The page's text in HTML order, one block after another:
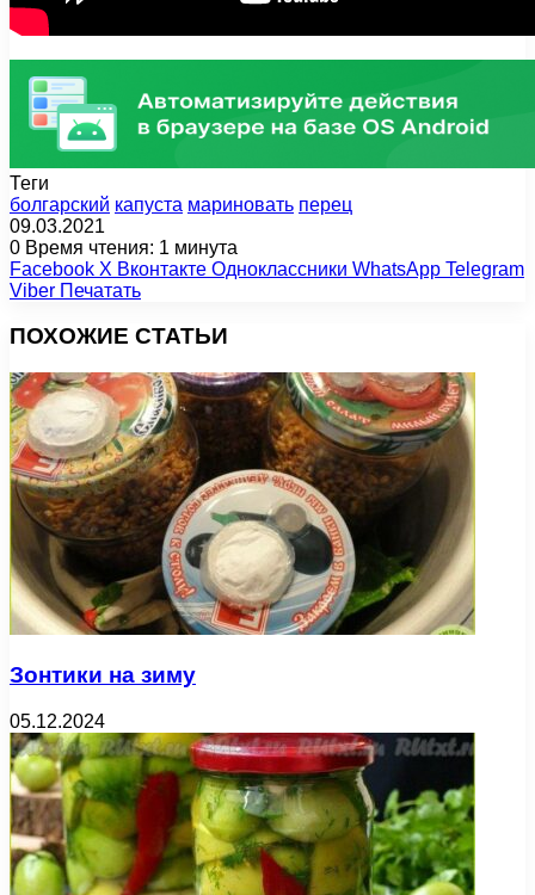
Теги
болгарский капуста мариновать перец
09.03.2021
0 Время чтения: 1 минута
Facebook X Вконтакте Одноклассники WhatsApp Telegram
Viber Печатать
ПОХОЖИЕ СТАТЬИ
Зонтики на зиму
05.12.2024